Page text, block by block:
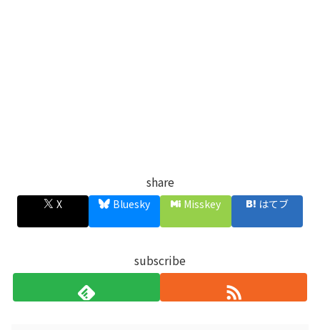
share
X Bluesky Misskey はてブ
subscribe